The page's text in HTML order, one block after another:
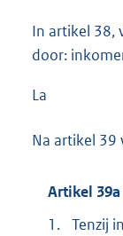
In artikel 38,
door:
La
Na artikel 39
Artikel
1. Tenzij